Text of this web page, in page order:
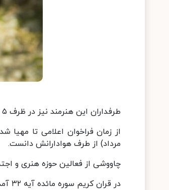
طرفداران این هنرمند نیز در ظرف ۵ ساعت مبلغ مورد نظر را مهیا و باعث شاد کردن مادر این زندانی شدند.
از زمان فراخوان اعلامی تا
مرداد) از طرف هوادارانش دانست.
چاووشی از فعالین حوزه هنری و
در قران کریم سوره مائده آیه ۳۲ آمده است: